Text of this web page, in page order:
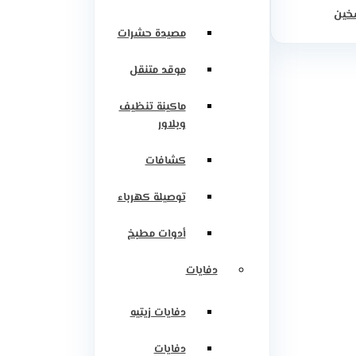
مصيدة حشرات
موقد متنقل
ماكينة تنظيف
وبلاور
كشافات
توصيلة كهرباء
أدوات مطبخ
دفايات
دفايات زيتيه
دفايات